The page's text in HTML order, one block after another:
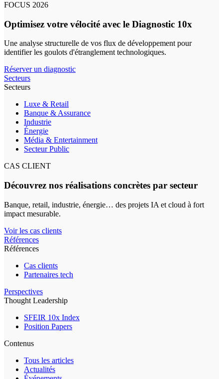
FOCUS 2026
Optimisez votre vélocité avec le Diagnostic 10x
Une analyse structurelle de vos flux de développement pour
identifier les goulots d'étranglement technologiques.
Réserver un diagnostic
Secteurs
Secteurs
Luxe & Retail
Banque & Assurance
Industrie
Énergie
Média & Entertainment
Secteur Public
CAS CLIENT
Découvrez nos réalisations concrètes par secteur
Banque, retail, industrie, énergie… des projets IA et cloud à fort
impact mesurable.
Voir les cas clients
Références
Références
Cas clients
Partenaires tech
Perspectives
Thought Leadership
SFEIR 10x Index
Position Papers
Contenus
Tous les articles
Actualités